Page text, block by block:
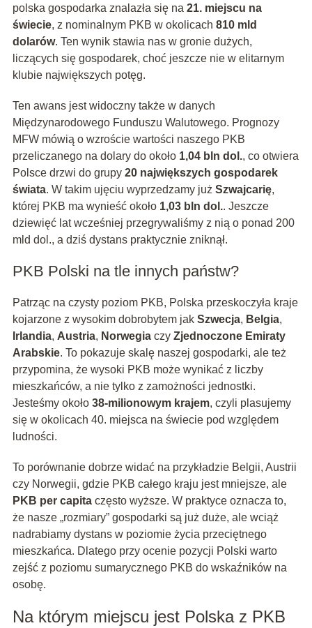
polska gospodarka znalazła się na 21. miejscu na
świecie, z nominalnym PKB w okolicach 810 mld
dolarów. Ten wynik stawia nas w gronie dużych,
liczących się gospodarek, choć jeszcze nie w elitarnym
klubie największych potęg.
Ten awans jest widoczny także w danych
Międzynarodowego Funduszu Walutowego. Prognozy
MFW mówią o wzroście wartości naszego PKB
przeliczanego na dolary do około 1,04 bln dol., co otwiera
Polsce drzwi do grupy 20 największych gospodarek
świata. W takim ujęciu wyprzedzamy już Szwajcarię,
której PKB ma wynieść około 1,03 bln dol.. Jeszcze
dziewięć lat wcześniej przegrywaliśmy z nią o ponad 200
mld dol., a dziś dystans praktycznie zniknął.
PKB Polski na tle innych państw?
Patrząc na czysty poziom PKB, Polska przeskoczyła kraje
kojarzone z wysokim dobrobytem jak Szwecja, Belgia,
Irlandia, Austria, Norwegiaczy Zjednoczone Emiraty
Arabskie. To pokazuje skalę naszej gospodarki, ale też
przypomina, że wysoki PKB może wynikać z liczby
mieszkańców, a nie tylko z zamożności jednostki.
Jesteśmy około 38-milionowym krajem, czyli plasujemy
się w okolicach 40. miejsca na świecie pod względem
ludności.
To porównanie dobrze widać na przykładzie Belgii, Austrii
czy Norwegii, gdzie PKB całego kraju jest mniejsze, ale
PKB per capitaczęsto wyższe. W praktyce oznacza to,
że nasze „rozmiary” gospodarki są już duże, ale wciąż
nadrabiamy dystans w poziomie życia przeciętnego
mieszkańca. Dlatego przy ocenie pozycji Polski warto
zejść z poziomu sumarycznego PKB do wskaźników na
osobę.
Na którym miejscu jest Polska z PKB